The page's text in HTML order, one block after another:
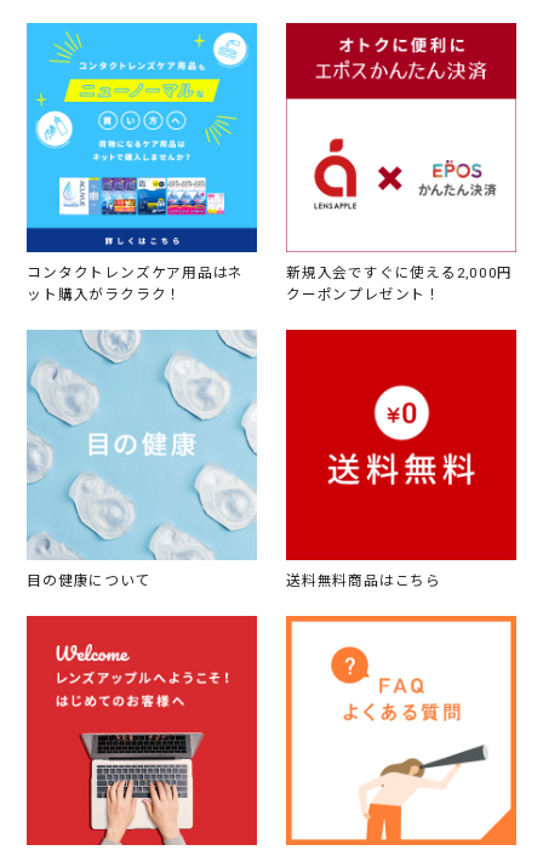
コンタクトレンズケア用品はネ
ット購入がラクラク！
新規入会ですぐに使える2,000円
クーポンプレゼント！
目の健康について 送料無料商品はこちら